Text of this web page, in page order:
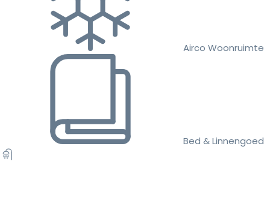
Airco Woonruimte
Bed & Linnengoed